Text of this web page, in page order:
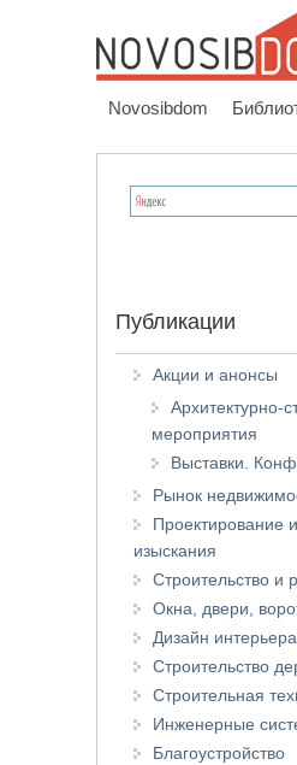
Novosibdom
Публикации
Акции и анонсы
Архитектурно-
мероприятия
Выставки.
Рынок
Проектирование
изыскания
Строительство и
Окна, двери,
Дизайн интерьера
Строительство
Строительная
Инженерные
Благоустройство